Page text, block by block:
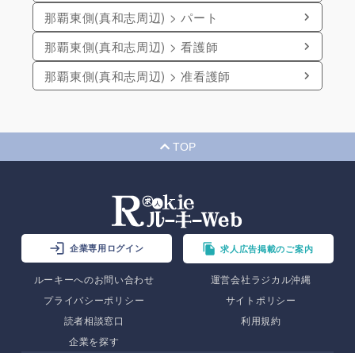
那覇東側(真和志周辺) > パート
那覇東側(真和志周辺) > 看護師
那覇東側(真和志周辺) > 准看護師
TOP
企業専用ログイン 求人広告掲載のご案内
ルーキーへのお問い合わせ
運営会社ラジカル沖縄
プライバシーポリシー
サイトポリシー
読者相談窓口
利用規約
企業を探す